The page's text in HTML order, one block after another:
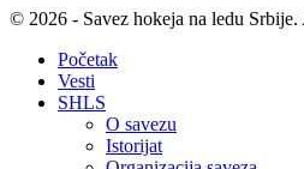
© 2026 - Savez hokeja na ledu
Početak
Vesti
SHLS
O savezu
Istorijat